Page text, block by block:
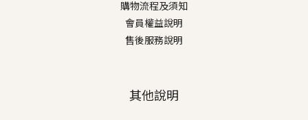
購物流程及須知
會員權益說明
售後服務說明
其他說明